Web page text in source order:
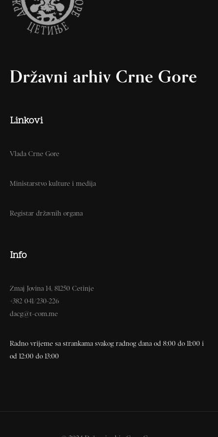
Državni arhiv Crne Gore
Linkovi
Vlada Crne Gore
Ministarstvo kulture i medija
Registar državnih organa
Info
Zmaj Jovina 14, 81250 Cetinje
+382 041/230-226
dacg@t-com.me
Radno vrijeme sa strankama svakog radnog dana od 8:00 do 11:00 i
od 12:00 do 13:00